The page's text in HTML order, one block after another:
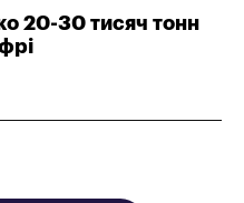
20-30 тисяч тонн